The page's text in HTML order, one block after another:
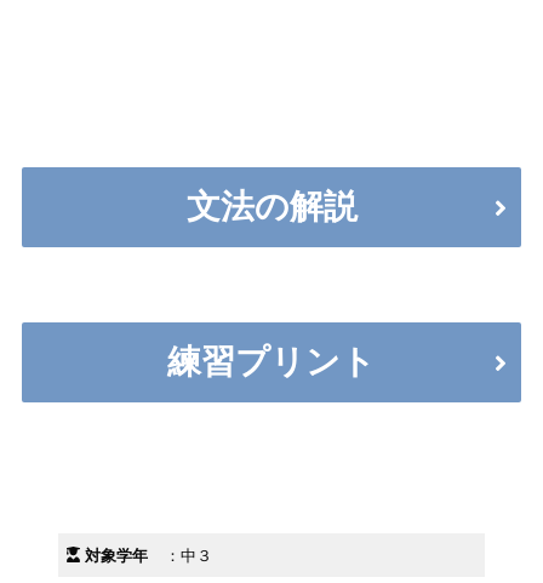
文法の解説
練習プリント
対象学年 ：中３